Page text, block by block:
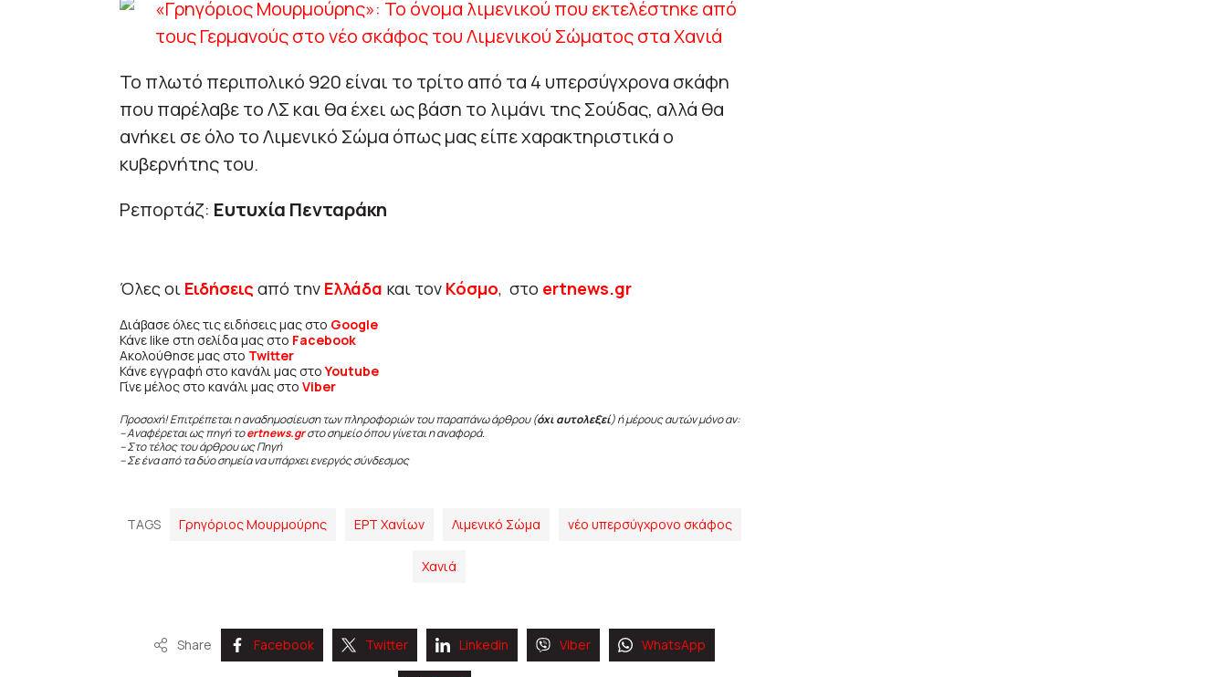
Το πλωτό περιπολικό 920 είναι το τρίτο από τα 4 υπερσύγχρονα σκάφη
που παρέλαβε το ΛΣ και θα έχει ως βάση το λιμάνι της Σούδας, αλλά θα
ανήκει σε όλο το Λιμενικό Σώμα όπως μας είπε χαρακτηριστικά ο
κυβερνήτης του.
Ρεπορτάζ: Ευτυχία Πενταράκη
Όλες οι Ειδήσεις από την Ελλάδα και τον Κόσμο, στο ertnews.gr
Διάβασε όλες τις ειδήσεις μας στο Google
Κάνε like στη σελίδα μας στο Facebook
Ακολούθησε μας στο Twitter
Κάνε εγγραφή στο κανάλι μας στοYoutube
Γίνε μέλος στο κανάλι μας στο Viber
Προσοχή! Επιτρέπεται η αναδημοσίευση των πληροφοριών του παραπάνω άρθρου (όχι αυτολεξεί) ή μέρους αυτών μόνο αν:
– Αναφέρεται ως πηγή τοertnews.gr στο σημείο όπου γίνεται η αναφορά.
– Στο τέλος του άρθρου ως Πηγή
– Σε ένα από τα δύο σημεία να υπάρχει ενεργός σύνδεσμος
TAGS Γρηγόριος Μουρμούρης ΕΡΤ Χανίων Λιμενικό Σώμα νέο υπερσύγχρονο σκάφος
Χανιά
Share Facebook Twitter Linkedin Viber WhatsApp